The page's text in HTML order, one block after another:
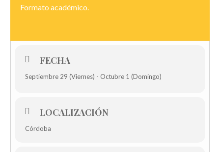
Formato académico.
FECHA
Septiembre 29 (Viernes) - Octubre 1 (Domingo)
LOCALIZACIÓN
Córdoba